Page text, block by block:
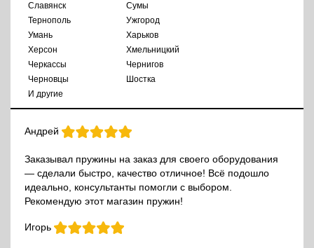
Славянск
Сумы
Тернополь
Ужгород
Умань
Харьков
Херсон
Хмельницкий
Черкассы
Чернигов
Черновцы
Шостка
И другие
Андрей
Заказывал пружины на заказ для своего оборудования
— сделали быстро, качество отличное! Всё подошло
идеально, консультанты помогли с выбором.
Рекомендую этот магазин пружин!
Игорь